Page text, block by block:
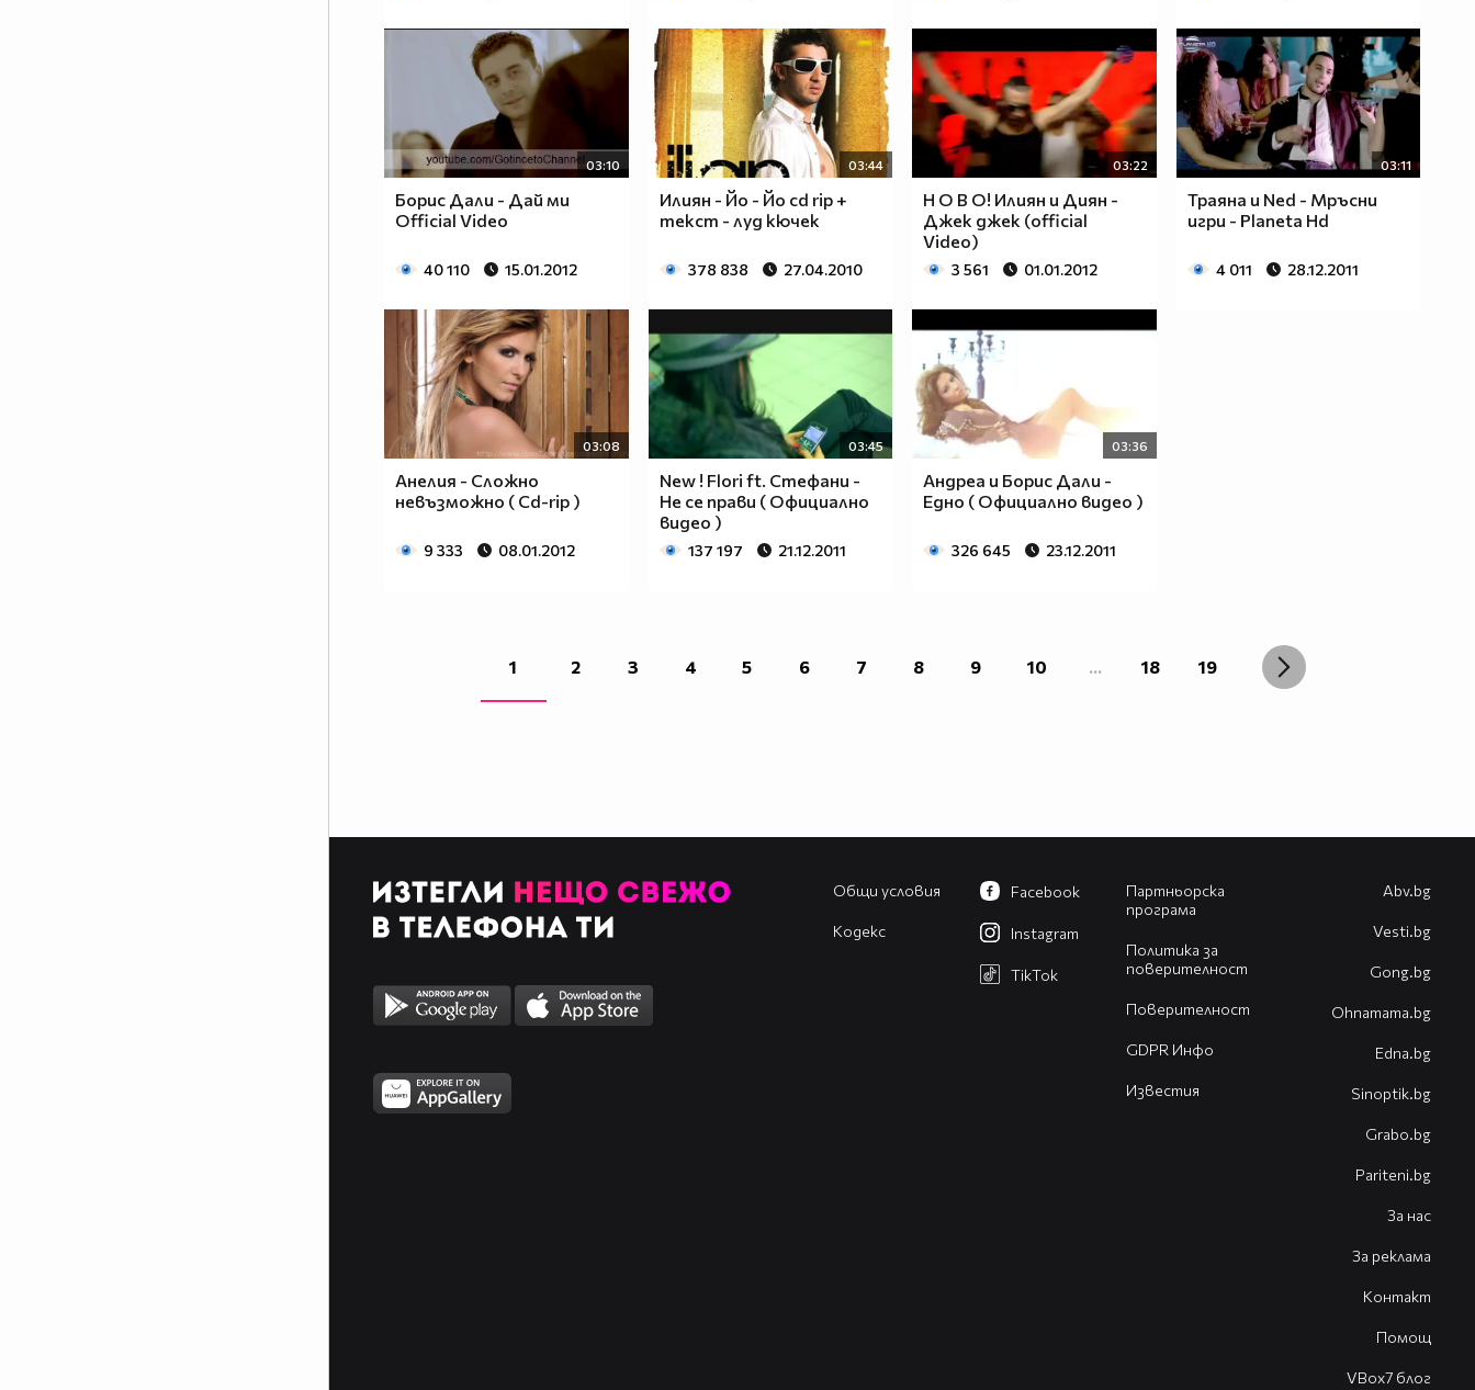
03:10
Борис Дали - Дай ми
Official Video
40 110 15.01.2012
03:44
Илиян - Йо - Йо cd rip +
текст - луд кючек
378 838 27.04.2010
03:22
Н О В О! Илиян и Диян -
Джек джек (official
Video)
3 561 01.01.2012
03:11
Траяна и Ned - Мръсни
игри - Planeta Hd
4 011 28.12.2011
03:08
Анелия - Сложно
невъзможно ( Cd-rip )
9 333 08.01.2012
03:45
New ! Flori ft. Стефани -
Не се прави ( Официално
видео )
137 197 21.12.2011
03:36
Андреа и Борис Дали -
Едно ( Официално видео )
326 645 23.12.2011
1 2 3 4 5 6 7 8 9 10 ... 18 19
Общи условия
Кодекс
Партньорска
програма
Политика за
поверителност
Поверителност
GDPR Инфо
Известия
Facebook
Instagram
TikTok
Abv.bg
Vesti.bg
Gong.bg
Оhnamama.bg
Edna.bg
Sinoptik.bg
Grabo.bg
Pariteni.bg
За нас
За реклама
Контакт
Помощ
VBox7 блог